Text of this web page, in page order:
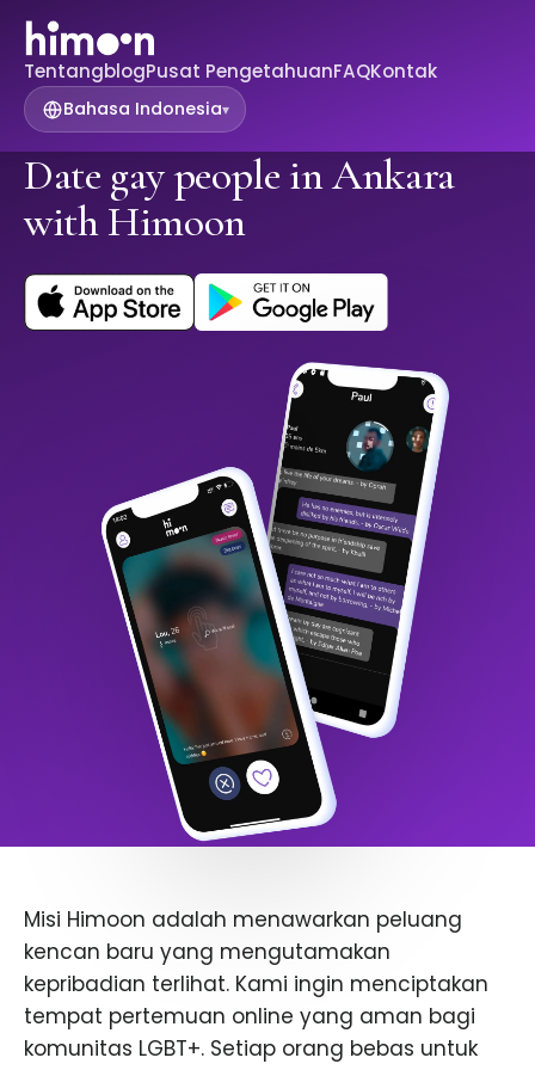
TentangblogPusat PengetahuanFAQKontak
Bahasa Indonesia▾
Date gay people in Ankara
with Himoon
Misi Himoon adalah menawarkan peluang
kencan baru yang mengutamakan
kepribadian terlihat. Kami ingin menciptakan
tempat pertemuan online yang aman bagi
komunitas LGBT+. Setiap orang bebas untuk